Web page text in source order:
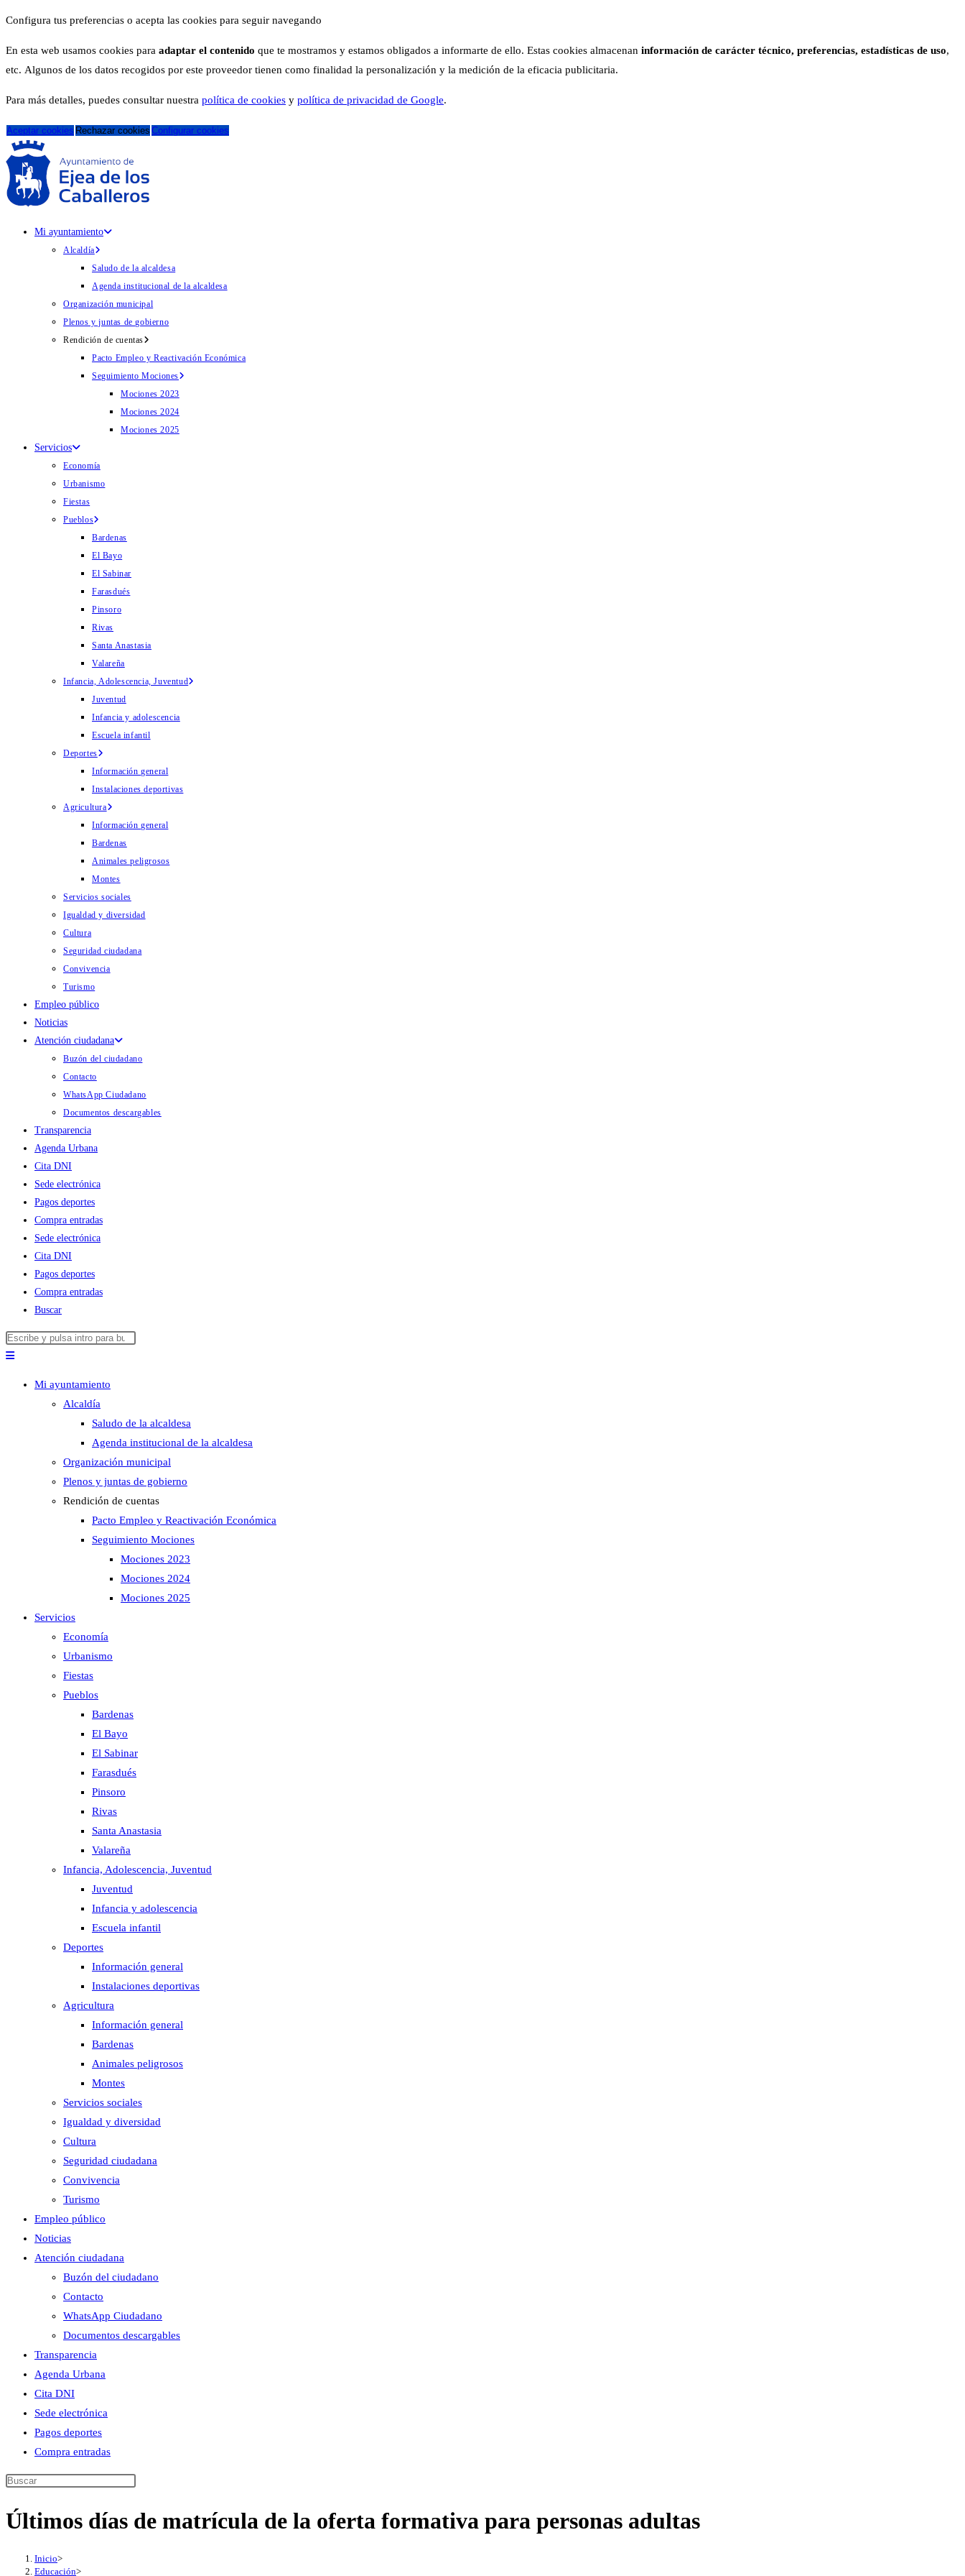
Configura tus preferencias o acepta las cookies para seguir navegando
En esta web usamos cookies para adaptar el contenido que te mostramos y estamos obligados a informarte de ello. Estas cookies almacenan información de carácter técnico, preferencias, estadísticas de uso,
etc. Algunos de los datos recogidos por este proveedor tienen como finalidad la personalización y la medición de la eficacia publicitaria.
Para más detalles, puedes consultar nuestra política de cookies y política de privacidad de Google.
Aceptar cookies Rechazar cookies Configurar cookies
Mi ayuntamiento
Alcaldía
Saludo de la alcaldesa
Agenda institucional de la alcaldesa
Organización municipal
Plenos y juntas de gobierno
Rendición de cuentas
Pacto Empleo y Reactivación Económica
Seguimiento Mociones
Mociones 2023
Mociones 2024
Mociones 2025
Servicios
Economía
Urbanismo
Fiestas
Pueblos
Bardenas
El Bayo
El Sabinar
Farasdués
Pinsoro
Rivas
Santa Anastasia
Valareña
Infancia, Adolescencia, Juventud
Juventud
Infancia y adolescencia
Escuela infantil
Deportes
Información general
Instalaciones deportivas
Agricultura
Información general
Bardenas
Animales peligrosos
Montes
Servicios sociales
Igualdad y diversidad
Cultura
Seguridad ciudadana
Convivencia
Turismo
Empleo público
Noticias
Atención ciudadana
Buzón del ciudadano
Contacto
WhatsApp Ciudadano
Documentos descargables
Transparencia
Agenda Urbana
Cita DNI
Sede electrónica
Pagos deportes
Compra entradas
Sede electrónica
Cita DNI
Pagos deportes
Compra entradas
Buscar
Buscar
en
panel
de
búsqueda.
Mi ayuntamiento
Alcaldía
Saludo de la alcaldesa
Agenda institucional de la alcaldesa
Organización municipal
Plenos y juntas de gobierno
Rendición de cuentas
Pacto Empleo y Reactivación Económica
Seguimiento Mociones
Mociones 2023
Mociones 2024
Mociones 2025
Servicios
Economía
Urbanismo
Fiestas
Pueblos
Bardenas
El Bayo
El Sabinar
Farasdués
Pinsoro
Rivas
Santa Anastasia
Valareña
Infancia, Adolescencia, Juventud
Juventud
Infancia y adolescencia
Escuela infantil
Deportes
Información general
Instalaciones deportivas
Agricultura
Información general
Bardenas
Animales peligrosos
Montes
Servicios sociales
Igualdad y diversidad
Cultura
Seguridad ciudadana
Convivencia
Turismo
Empleo público
Noticias
Atención ciudadana
Buzón del ciudadano
Contacto
WhatsApp Ciudadano
Documentos descargables
Transparencia
Agenda Urbana
Cita DNI
Sede electrónica
Pagos deportes
Compra entradas
Buscar
esta
Últimos días de matrícula de la oferta formativa para personas adultas
Inicio>
Educación>